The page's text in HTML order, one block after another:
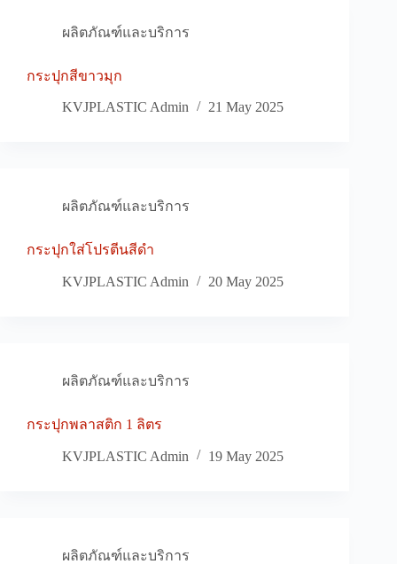
ผลิตภัณฑ์และบริการ
กระปุกสีขาวมุก
KVJPLASTIC Admin 21 May 2025
ผลิตภัณฑ์และบริการ
กระปุกใส่โปรตีนสีดำ
KVJPLASTIC Admin 20 May 2025
ผลิตภัณฑ์และบริการ
กระปุกพลาสติก 1 ลิตร
KVJPLASTIC Admin 19 May 2025
ผลิตภัณฑ์และบริการ